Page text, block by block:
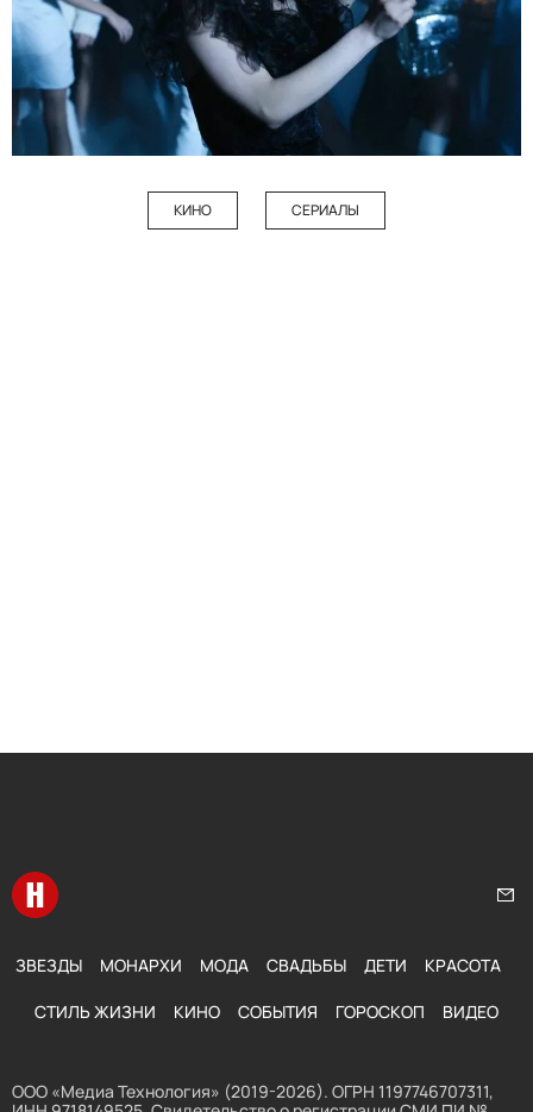
КИНО СЕРИАЛЫ
Перейти на главную
ЗВЕЗДЫ МОНАРХИ МОДА СВАДЬБЫ ДЕТИ КРАСОТА
СТИЛЬ ЖИЗНИ КИНО СОБЫТИЯ ГОРОСКОП ВИДЕО
ООО «Медиа Технология» (2019-2026). ОГРН 1197746707311,